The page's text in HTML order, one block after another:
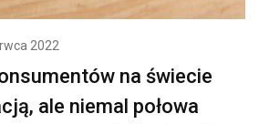
2022
na świecie
ale niemal połowa